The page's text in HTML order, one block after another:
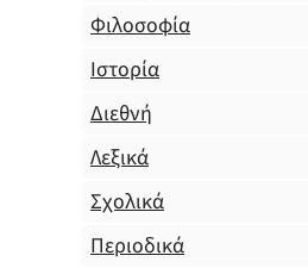
Φιλοσοφία
Ιστορία
Διεθνή
Λεξικά
Σχολικά
Περιοδικά